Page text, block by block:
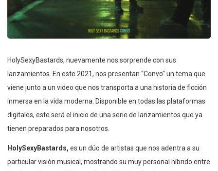
HolySexyBastards, nuevamente nos sorprende con sus
lanzamientos. En este 2021, nos presentan “Convo” un tema que
viene junto a un video que nos transporta a una historia de ficción
inmersa en la vida moderna. Disponible en todas las plataformas
digitales, este será el inicio de una serie de lanzamientos que ya
tienen preparados para nosotros.
HolySexyBastards, es un dúo de artistas que nos adentra a su
particular visión musical, mostrando su muy personal híbrido entre